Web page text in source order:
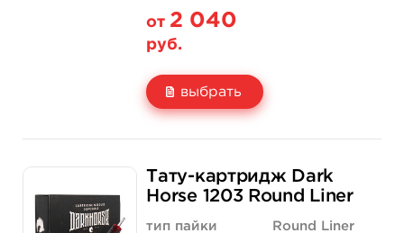
от 2 040
руб.
выбрать
Количество
2 040 руб.
купить
Тату-картридж Dark
Horse 1203 Round Liner
тип пайки
Round Liner